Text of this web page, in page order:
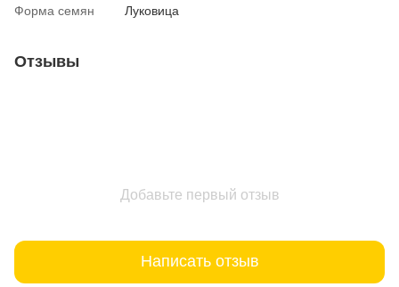
Форма семян Луковица
Отзывы
Добавьте первый отзыв
Написать отзыв